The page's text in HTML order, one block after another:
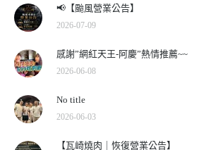
📢【颱風營業公告】
2026-07-09
感謝”網紅天王-阿慶”熱情推薦~~
2026-06-08
No title
2026-06-03
【瓦崎燒肉｜恢復營業公告】